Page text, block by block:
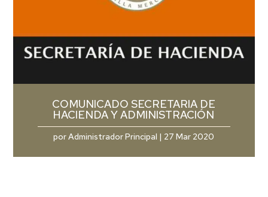
COMUNICADO SECRETARIA DE
HACIENDA Y ADMINISTRACIÓN
porAdministrador Principal | 27 Mar 2020